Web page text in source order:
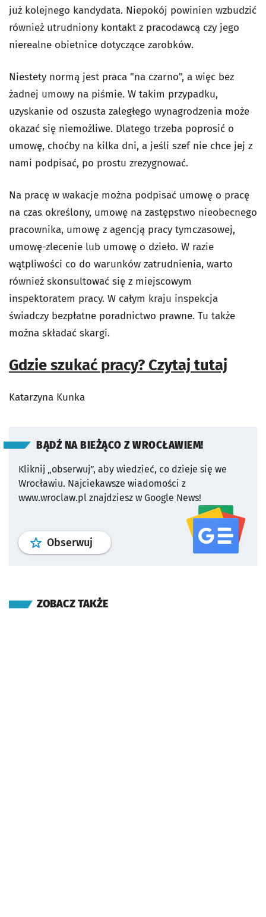
już kolejnego kandydata. Niepokój powinien wzbudzić
również utrudniony kontakt z pracodawcą czy jego
nierealne obietnice dotyczące zarobków.
Niestety normą jest praca "na czarno", a więc bez
żadnej umowy na piśmie. W takim przypadku,
uzyskanie od oszusta zaległego wynagrodzenia może
okazać się niemożliwe. Dlatego trzeba poprosić o
umowę, choćby na kilka dni, a jeśli szef nie chce jej z
nami podpisać, po prostu zrezygnować.
Na pracę w wakacje można podpisać umowę o pracę
na czas określony, umowę na zastępstwo nieobecnego
pracownika, umowę z agencją pracy tymczasowej,
umowę-zlecenie lub umowę o dzieło. W razie
wątpliwości co do warunków zatrudnienia, warto
również skonsultować się z miejscowym
inspektoratem pracy. W całym kraju inspekcja
świadczy bezpłatne poradnictwo prawne. Tu także
można składać skargi.
Gdzie szukać pracy? Czytaj tutaj
Katarzyna Kunka
BĄDŹ NA BIEŻĄCO Z WROCŁAWIEM!
Kliknij „obserwuj”, aby wiedzieć, co dzieje się we
Wrocławiu. Najciekawsze wiadomości z
www.wroclaw.pl znajdziesz w Google News!
Obserwuj profil serwisu
ZOBACZ TAKŻE